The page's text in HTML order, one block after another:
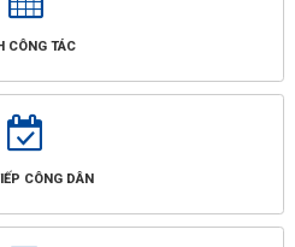
CÔNG TÁC
CÔNG DÂN